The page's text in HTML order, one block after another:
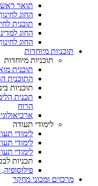
תואר
החוג
תוכנית
החוג
החוג
תוכניות מיוחדות
תוכניות מיוחדות
תוכנית
התוכנית
תוכניות
תכנית
הרוח
לימודי תעודה
לימודי
לימודי
לימודי
תכניות
מרכזים ומכוני מחקר